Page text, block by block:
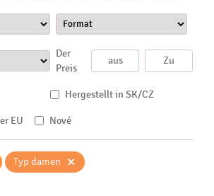
Der
Preis
Hergestellt in SK/CZ
EU Nové
Typ damen ×